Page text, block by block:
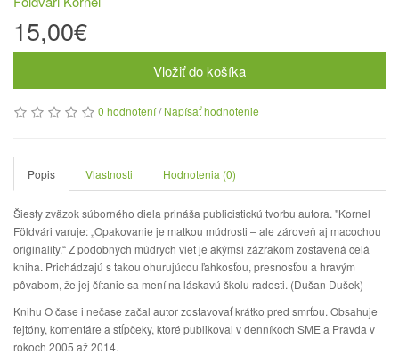
15,00€
Vložiť do košíka
0 hodnotení/Napísať hodnotenie
Popis Vlastnosti Hodnotenia (0)
Šiesty zväzok súborného diela prináša publicistickú tvorbu autora. "Kornel
Földvári varuje: „Opakovanie je matkou múdrosti – ale zároveň aj macochou
originality.“ Z podobných múdrych viet je akýmsi zázrakom zostavená celá
kniha. Prichádzajú s takou ohurujúcou ľahkosťou, presnosťou a hravým
pôvabom, že jej čítanie sa mení na láskavú školu radosti. (Dušan Dušek)
Knihu O čase i nečase začal autor zostavovať krátko pred smrťou. Obsahuje
fejtóny, komentáre a stĺpčeky, ktoré publikoval v denníkoch SME a Pravda v
rokoch 2005 až 2014.